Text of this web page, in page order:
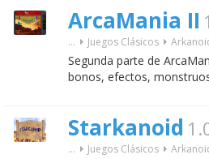
ArcaMania II
... Juegos Clásicos
Segunda parte de
bonos, efectos,
Starkanoid
... Juegos Clásicos